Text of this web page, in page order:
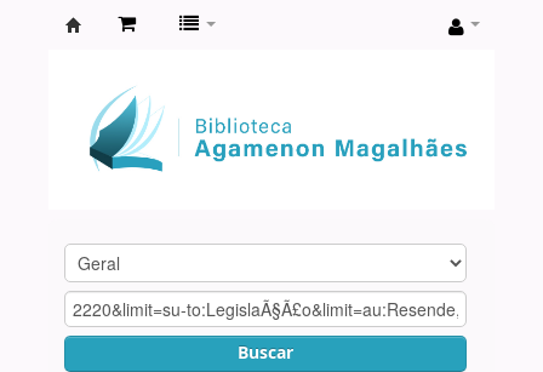
Agamenon
Magalhães
Buscar